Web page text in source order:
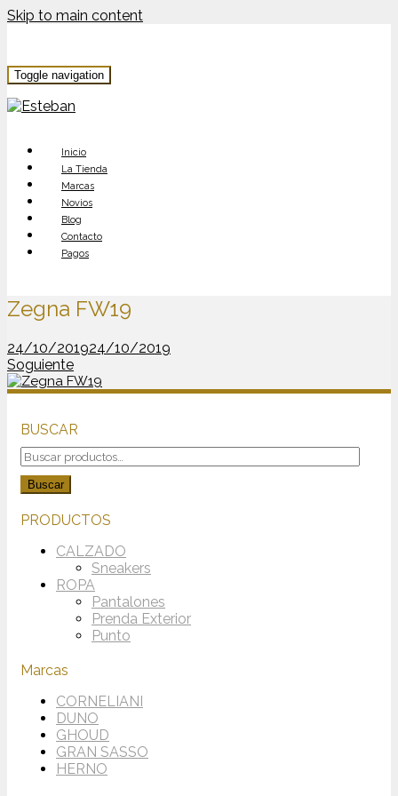
Skip to main content
Toggle navigation
Inicio
La Tienda
Marcas
Novios
Blog
Contacto
Pagos
Zegna FW19
24/10/201924/10/2019
Soguiente
BUSCAR
Buscar
por:
Buscar
PRODUCTOS
CALZADO
Sneakers
ROPA
Pantalones
Prenda Exterior
Punto
Marcas
CORNELIANI
DUNO
GHOUD
GRAN SASSO
HERNO